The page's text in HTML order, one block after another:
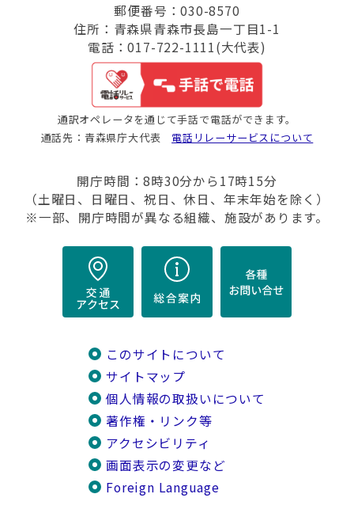
郵便番号：030-8570
住所：青森県青森市長島一丁目1-1
電話：017-722-1111(大代表)
通訳オペレータを通じて手話で電話ができます。
通話先：青森県庁大代表 電話リレーサービスについて
開庁時間：8時30分から17時15分
（土曜日、日曜日、祝日、休日、年末年始を除く）
※一部、開庁時間が異なる組織、施設があります。
このサイトについて
サイトマップ
個人情報の取扱いについて
著作権・リンク等
アクセシビリティ
画面表示の変更など
Foreign Language